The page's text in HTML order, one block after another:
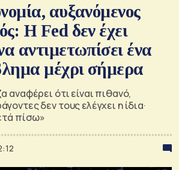
αυξανόμενος
H Fed δεν έχει
αντιμετωπίσει ένα
μέχρι σήμερα
αναφέρει ότι είναι πιθανό,
δεν τους ελέγχει η ίδια·
πίσω»